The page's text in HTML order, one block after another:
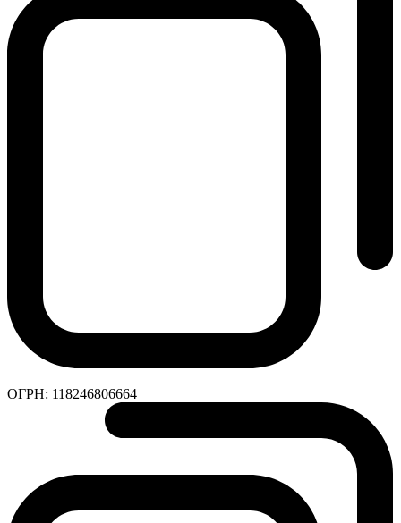
ОГРН: 118246806664